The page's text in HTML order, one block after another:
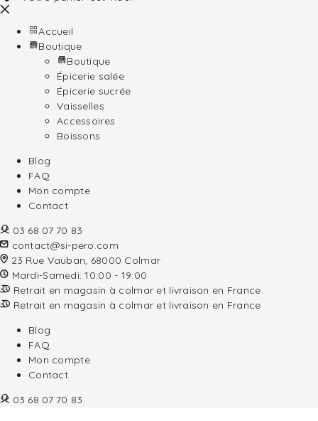
Accueil
Boutique
Boutique
Épicerie salée
Épicerie sucrée
Vaisselles
Accessoires
Boissons
Blog
FAQ
Mon compte
Contact
03 68 07 70 83
contact@si-pero.com
23 Rue Vauban, 68000 Colmar
Mardi-Samedi: 10:00 - 19:00
Retrait en magasin à colmar et livraison en France
Retrait en magasin à colmar et livraison en France
Blog
FAQ
Mon compte
Contact
03 68 07 70 83